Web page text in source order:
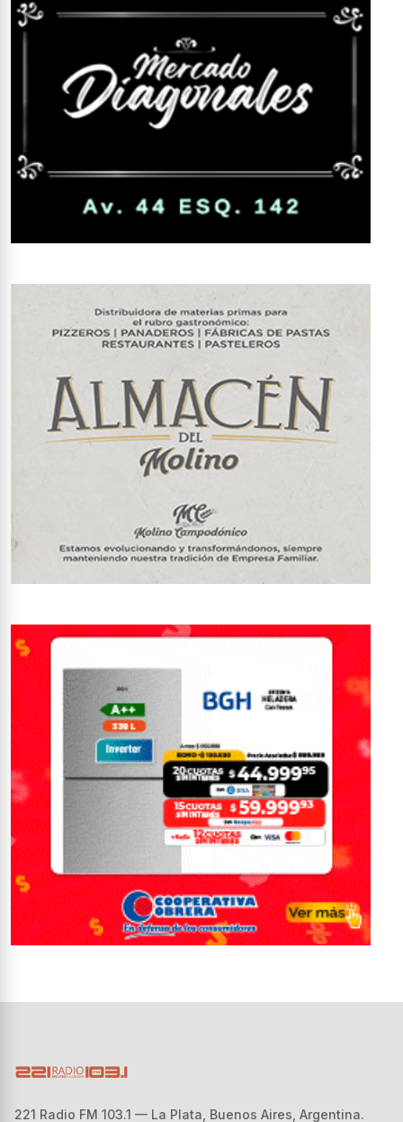
221 Radio FM 103.1 — La Plata, Buenos Aires, Argentina.